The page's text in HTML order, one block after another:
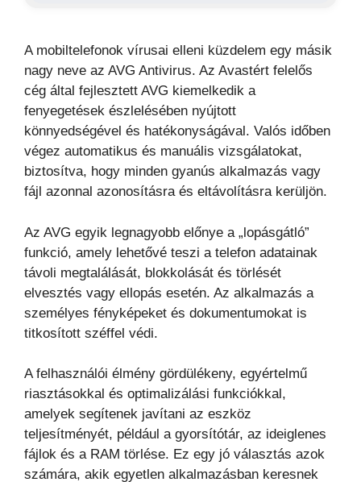
A mobiltelefonok vírusai elleni küzdelem egy másik
nagy neve az AVG Antivirus. Az Avastért felelős
cég által fejlesztett AVG kiemelkedik a
fenyegetések észlelésében nyújtott
könnyedségével és hatékonyságával. Valós időben
végez automatikus és manuális vizsgálatokat,
biztosítva, hogy minden gyanús alkalmazás vagy
fájl azonnal azonosításra és eltávolításra kerüljön.
Az AVG egyik legnagyobb előnye a „lopásgátló”
funkció, amely lehetővé teszi a telefon adatainak
távoli megtalálását, blokkolását és törlését
elvesztés vagy ellopás esetén. Az alkalmazás a
személyes fényképeket és dokumentumokat is
titkosított széffel védi.
A felhasználói élmény gördülékeny, egyértelmű
riasztásokkal és optimalizálási funkciókkal,
amelyek segítenek javítani az eszköz
teljesítményét, például a gyorsítótár, az ideiglenes
fájlok és a RAM törlése. Ez egy jó választás azok
számára, akik egyetlen alkalmazásban keresnek